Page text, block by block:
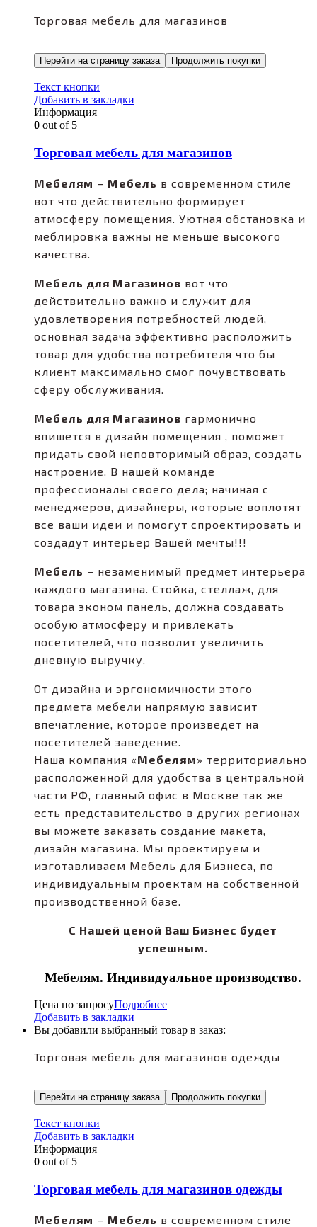
Торговая мебель для магазинов
Перейти на страницу заказа Продолжить покупки
Текст кнопки
Добавить в закладки
Информация
0 out of 5
Торговая мебель для магазинов
Мебелям – Мебель в современном стиле
вот что действительно формирует
атмосферу помещения. Уютная обстановка и
меблировка важны не меньше высокого
качества.
Мебель для Магазинов вот что
действительно важно и служит для
удовлетворения потребностей людей,
основная задача эффективно расположить
товар для удобства потребителя что бы
клиент максимально смог почувствовать
сферу обслуживания.
Мебель для Магазинов гармонично
впишется в дизайн помещения , поможет
придать свой неповторимый образ, создать
настроение. В нашей команде
профессионалы своего дела; начиная с
менеджеров, дизайнеры, которые воплотят
все ваши идеи и помогут спроектировать и
создадут интерьер Вашей мечты!!!
Мебель – незаменимый предмет интерьера
каждого магазина. Стойка, стеллаж, для
товара эконом панель, должна создавать
особую атмосферу и привлекать
посетителей, что позволит увеличить
дневную выручку.
От дизайна и эргономичности этого
предмета мебели напрямую зависит
впечатление, которое произведет на
посетителей заведение.
Наша компания «Мебелям» территориально
расположенной для удобства в центральной
части РФ, главный офис в Москве так же
есть представительство в других регионах
вы можете заказать создание макета,
дизайн магазина. Мы проектируем и
изготавливаем Мебель для Бизнеса, по
индивидуальным проектам на собственной
производственной базе.
С Нашей ценой Ваш Бизнес будет
успешным.
Мебелям. Индивидуальное производство.
Цена по запросуПодробнее
Добавить в закладки
Вы добавили выбранный товар в заказ:
Торговая мебель для магазинов одежды
Перейти на страницу заказа Продолжить покупки
Текст кнопки
Добавить в закладки
Информация
0 out of 5
Торговая мебель для магазинов одежды
Мебелям – Мебель в современном стиле